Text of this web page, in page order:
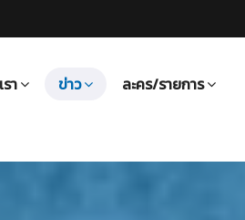
า ข่าว ละคร/รายการ